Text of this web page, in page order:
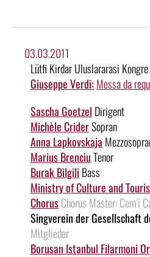
03.03.2011
Lütfi Kirdar Uluslararasi
Giuseppe Verdi: Messa da
Sascha Goetzel Dirigent
Michèle CriderSopran
Anna Lapkovskaja
Marius BrenciuTenor
Burak Bilgili Bass
Ministry of Culture and
ChorusChorus Master: Cem'i
Singverein der Gesellschaft
Mitglieder
Borusan Istanbul Filarmoni